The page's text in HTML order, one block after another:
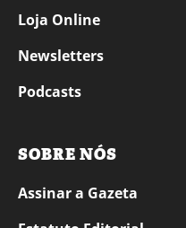
Loja Online
Newsletters
Podcasts
SOBRE NÓS
Assinar a Gazeta